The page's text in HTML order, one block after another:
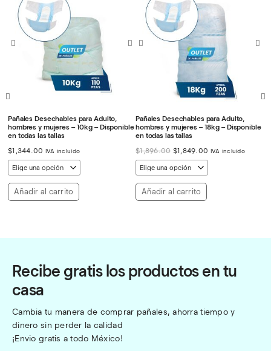
Pañales Desechables para Adulto,
hombres y mujeres – 10kg – Disponible
en todas las tallas
$1,344.00 IVA incluído
Añadir al carrito
Pañales Desechables para Adulto,
hombres y mujeres – 18kg – Disponible
en todas las tallas
$1,896.00 El
precio
original
era:
$1,896.00.
$1,849.00 El
precio
es:
IVA incluído
Añadir al carrito
Recibe gratis los productos en tu
casa
Cambia tu manera de comprar pañales, ahorra tiempo y
dinero sin perder la calidad
¡Envio gratis a todo México!